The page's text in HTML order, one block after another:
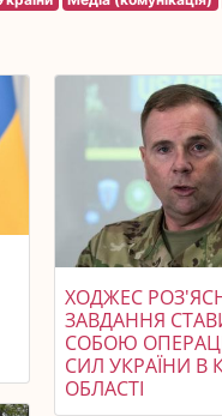
ХОДЖЕС
ЗАВДАННЯ
СОБОЮ
СИЛ УКРАЇНИ В
ОБЛАСТІ